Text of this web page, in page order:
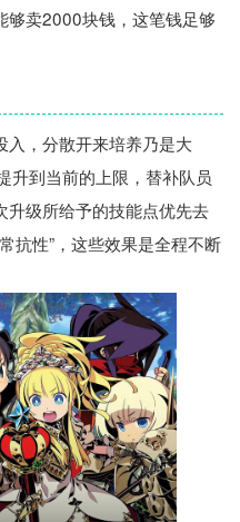
够卖2000块钱，这笔钱足够
，分散开来培养乃是大
升到当前的上限，替补队员
升级所给予的技能点优先去
抗性”，这些效果是全程不断